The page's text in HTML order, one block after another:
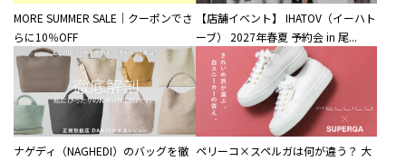
MORE SUMMER SALE｜クーポンでさ
らに10％OFF
【店舗イベント】 IHATOV（イーハト
ーブ） 2027年春夏 予約会 in 尾...
ナゲディ（NAGHEDI）のバッグを徹 ペリーコ×スペルガは何が違う？ 大